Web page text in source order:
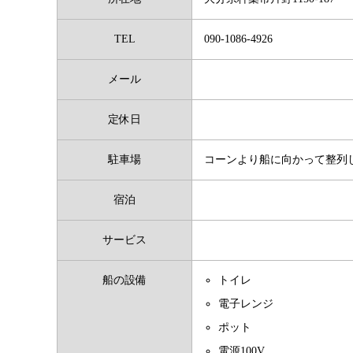
TEL 090-1086-4926
メール
定休日
駐車場 コーンより船に向かって整列
宿泊
サービス
船の設備
トイレ
電子レンジ
ポット